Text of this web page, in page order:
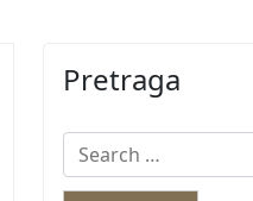
Pretraga
Search
for: